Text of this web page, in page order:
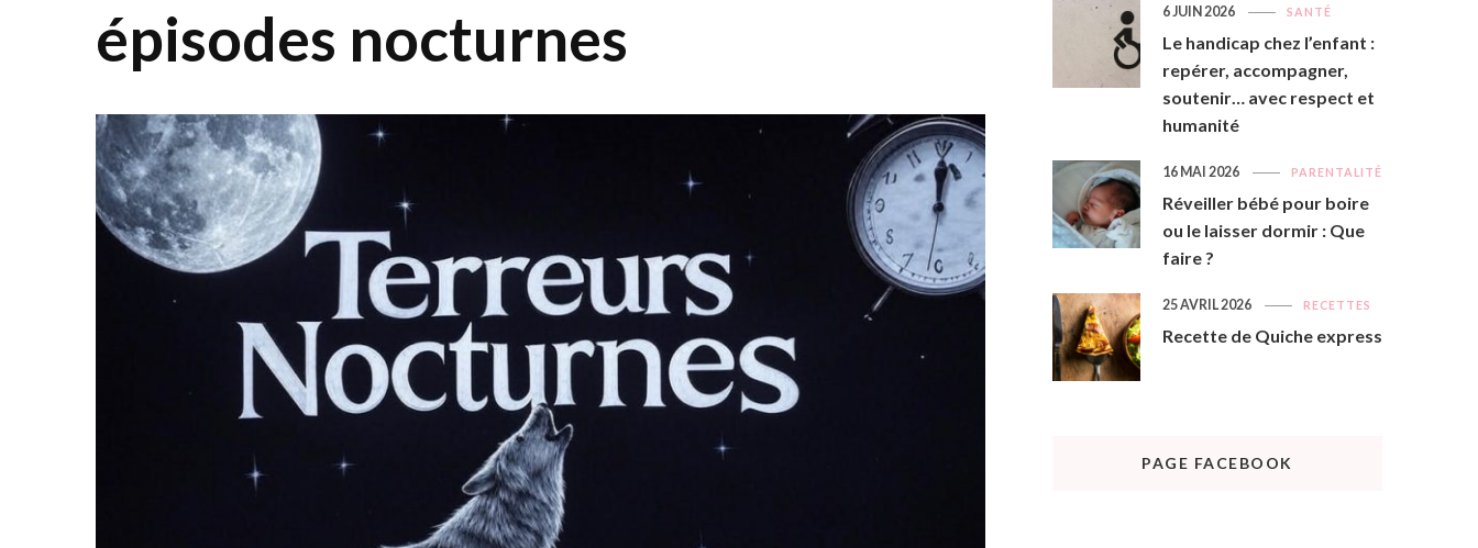
épisodes nocturnes
SANTÉ
Le handicap chez l’enfant :
repérer, accompagner,
soutenir… avec respect et
humanité
6 JUIN 2026
PARENTALITÉ
Réveiller bébé pour boire
ou le laisser dormir : Que
faire ?
16 MAI 2026
RECETTES
Recette de Quiche express
25 AVRIL 2026
PAGE FACEBOOK